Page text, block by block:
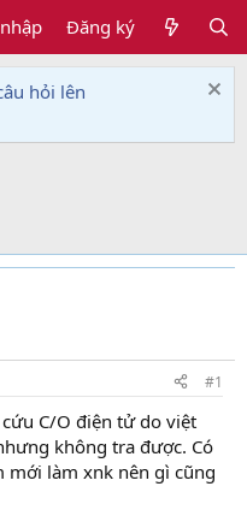
Đăng ký
hỏi lên
#1
C/O điện tử do việt
không tra được. Có
mới làm xnk nên gì cũng